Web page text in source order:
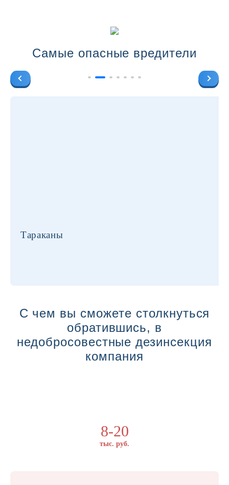
Самые опасные вредители
Тараканы
С чем вы сможете столкнуться
обратившись, в
недобросовестные дезинсекция
компания
8-20
тыс. руб.